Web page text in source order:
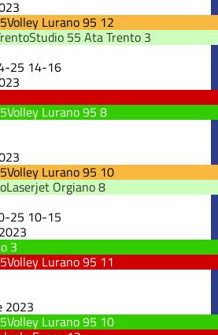
Volley Lurano 95 12
Studio 55 Ata Trento 3
-25 14-16
Volley Lurano 95 8
Volley Lurano 95 10
Laserjet Orgiano8
-25 10-15
3
Volley Lurano 95 11
2023
Volley Lurano 95 10